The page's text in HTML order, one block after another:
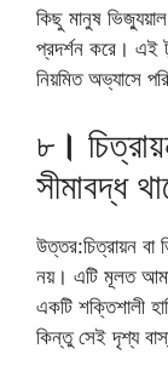
কিছু মানুষ ভিজ্যুয়াল
প্রদর্শন করে। এই
নিয়মিত অভ্যাসে
৮ ।
সীমাবদ্ধ
উত্তর:চিত্রায়ন বা
নয়। এটি মূলত
একটি শক্তিশালী
কিন্তু সেই দৃশ্য